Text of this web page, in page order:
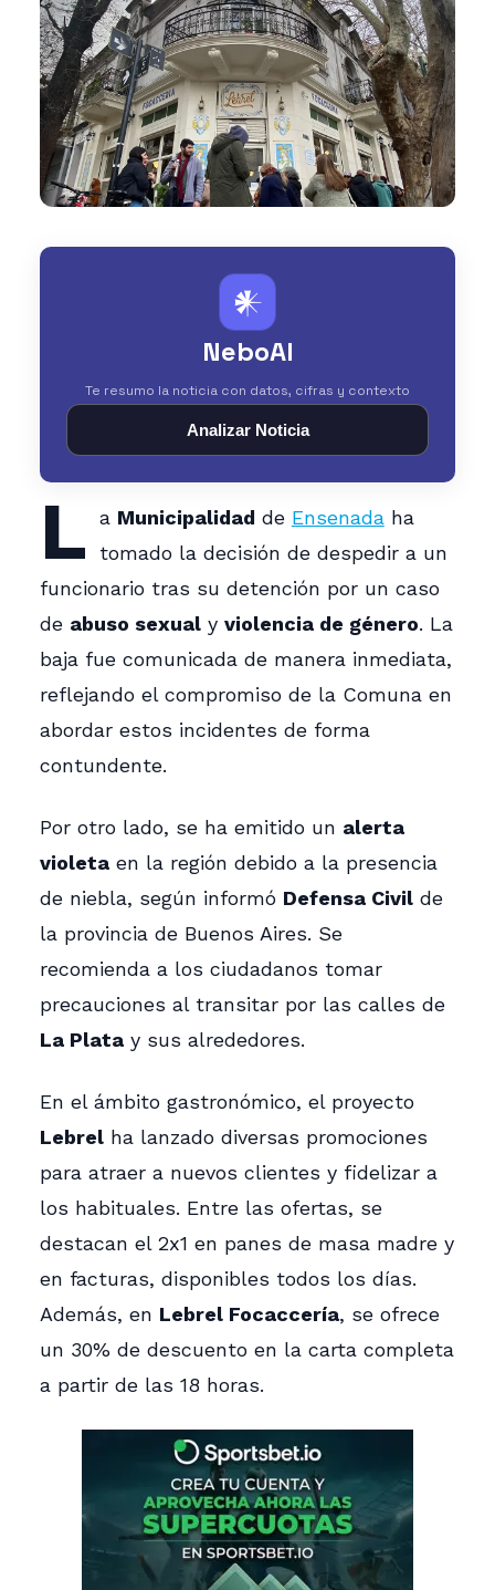
𒀭
NeboAI
Te resumo la noticia con datos, cifras y contexto
Analizar Noticia
L a Municipalidad de Ensenadaha
tomado la decisión de despedir a un
funcionario tras su detención por un caso
de abuso sexual y violencia de género. La
baja fue comunicada de manera inmediata,
reflejando el compromiso de la Comuna en
abordar estos incidentes de forma
contundente.
Por otro lado, se ha emitido un alerta
violeta en la región debido a la presencia
de niebla, según informó Defensa Civil de
la provincia de Buenos Aires. Se
recomienda a los ciudadanos tomar
precauciones al transitar por las calles de
La Plata y sus alrededores.
En el ámbito gastronómico, el proyecto
Lebrel ha lanzado diversas promociones
para atraer a nuevos clientes y fidelizar a
los habituales. Entre las ofertas, se
destacan el 2x1 en panes de masa madre y
en facturas, disponibles todos los días.
Además, en Lebrel Focaccería, se ofrece
un 30% de descuento en la carta completa
a partir de las 18 horas.